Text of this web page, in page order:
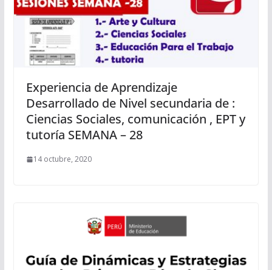
Experiencia de Aprendizaje
Desarrollado de Nivel secundaria de :
Ciencias Sociales, comunicación , EPT y
tutoría SEMANA – 28
14 octubre, 2020